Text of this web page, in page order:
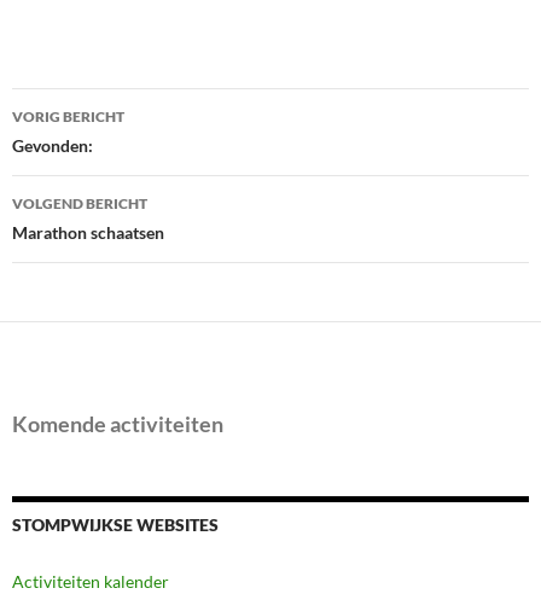
Bericht
navigatie
VORIG BERICHT
Gevonden:
VOLGEND BERICHT
Marathon schaatsen
Komende activiteiten
STOMPWIJKSE WEBSITES
Activiteiten kalender